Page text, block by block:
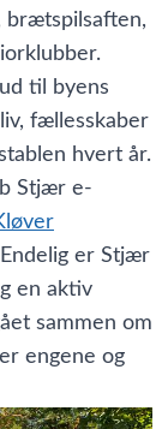
brætspilsaften,
til byens
fællesskaber
hvert år.
Stjær e-
er Stjær
en aktiv
sammen om
engene og